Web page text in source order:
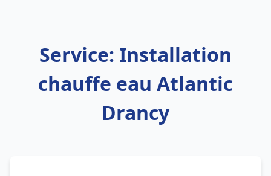
Service: Installation
chauffe eau Atlantic
Drancy